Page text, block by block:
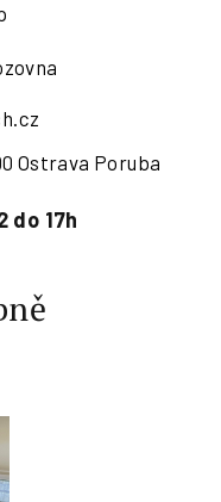
Ostrava Poruba
do 17h